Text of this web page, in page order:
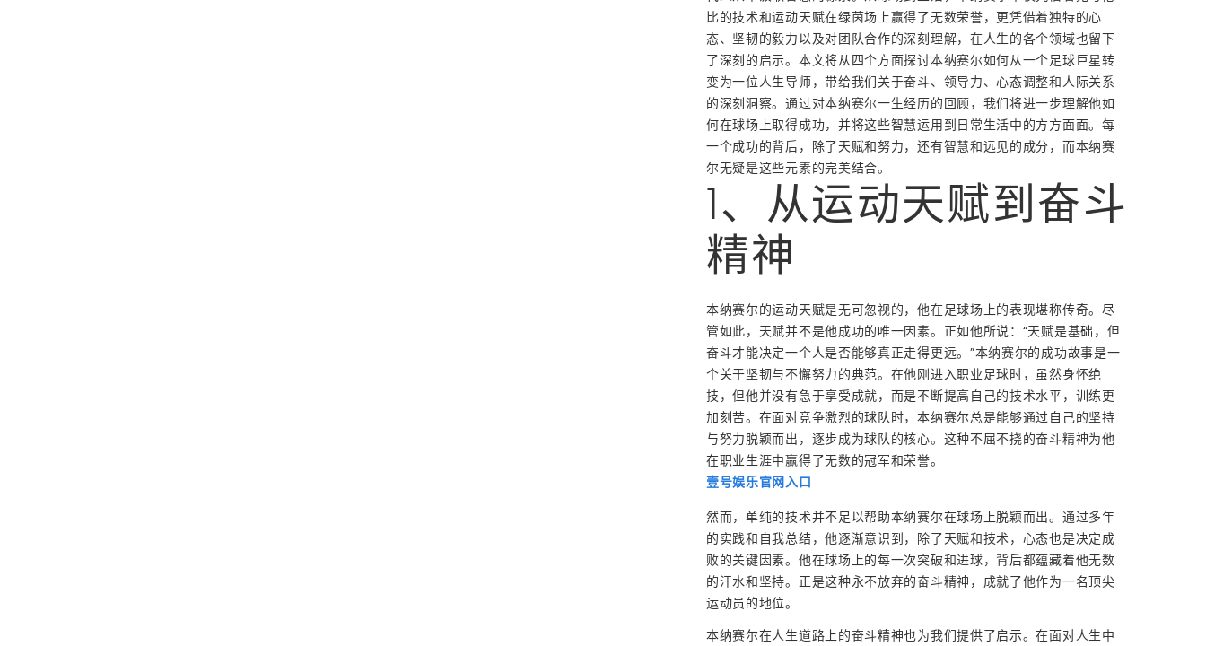
比的技术和运动天赋在绿茵场上赢得了无数荣誉，更凭借着独特的心
态、坚韧的毅力以及对团队合作的深刻理解，在人生的各个领域也留下
了深刻的启示。本文将从四个方面探讨本纳赛尔如何从一个足球巨星转
变为一位人生导师，带给我们关于奋斗、领导力、心态调整和人际关系
的深刻洞察。通过对本纳赛尔一生经历的回顾，我们将进一步理解他如
何在球场上取得成功，并将这些智慧运用到日常生活中的方方面面。每
一个成功的背后，除了天赋和努力，还有智慧和远见的成分，而本纳赛
尔无疑是这些元素的完美结合。
1、从运动天赋到奋斗
精神
本纳赛尔的运动天赋是无可忽视的，他在足球场上的表现堪称传奇。尽
管如此，天赋并不是他成功的唯一因素。正如他所说：“天赋是基础，但
奋斗才能决定一个人是否能够真正走得更远。”本纳赛尔的成功故事是一
个关于坚韧与不懈努力的典范。在他刚进入职业足球时，虽然身怀绝
技，但他并没有急于享受成就，而是不断提高自己的技术水平，训练更
加刻苦。在面对竞争激烈的球队时，本纳赛尔总是能够通过自己的坚持
与努力脱颖而出，逐步成为球队的核心。这种不屈不挠的奋斗精神为他
在职业生涯中赢得了无数的冠军和荣誉。
壹号娱乐官网入口
然而，单纯的技术并不足以帮助本纳赛尔在球场上脱颖而出。通过多年
的实践和自我总结，他逐渐意识到，除了天赋和技术，心态也是决定成
败的关键因素。他在球场上的每一次突破和进球，背后都蕴藏着他无数
的汗水和坚持。正是这种永不放弃的奋斗精神，成就了他作为一名顶尖
运动员的地位。
本纳赛尔在人生道路上的奋斗精神也为我们提供了启示。在面对人生中